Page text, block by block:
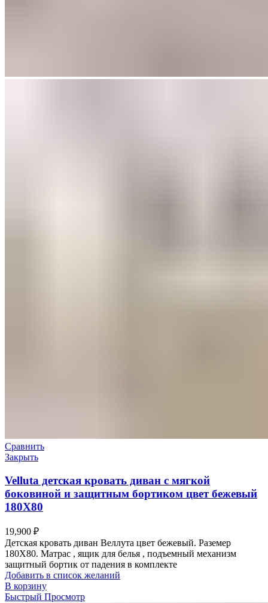
Сравнить
Закрыть
Velluta детская кровать диван с мягкой
боковиной и защитным бортиком цвет бежевый
180Х80
19,900 ₽
Детская кровать диван Веллута цвет бежевый. Раземер
180Х80. Матрас , ящик для белья , подъемный механизм
защитный бортик от падения в комплекте
Добавить в список желаний
В корзину
Быстрый Просмотр